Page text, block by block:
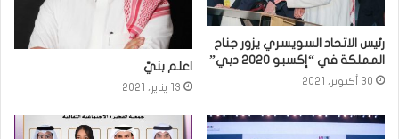
رئيس الاتحاد السويسري يزور جناح
المملكة في “إكسبو 2020 دبي”
30 أكتوبر، 2021
اعلم بنيّ
13 يناير، 2021